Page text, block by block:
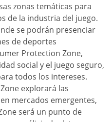
zonas temáticas para
de la industria del juego.
se podrán presenciar
de deportes
Protection Zone,
social y el juego seguro,
todos los intereses.
explorará las
mercados emergentes,
será un punto de